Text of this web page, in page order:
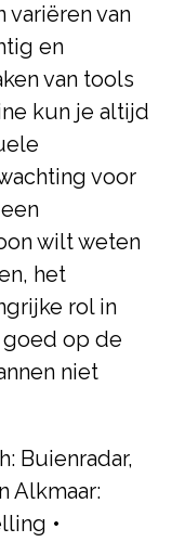
variëren van
en
van tools
kun je altijd
voor
wilt weten
het
rol in
op de
niet
Buienradar,
Alkmaar:
•